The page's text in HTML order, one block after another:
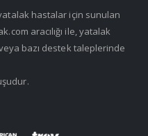
hastalar için sunulan
aracılığı ile, yatalak
bazı destek taleplerinde